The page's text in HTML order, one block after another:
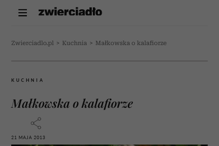
Zwierciadlo.pl > Kuchnia > Małkowska o kalafiorze
KUCHNIA
Małkowska o kalafiorze
21 MAJA 2013